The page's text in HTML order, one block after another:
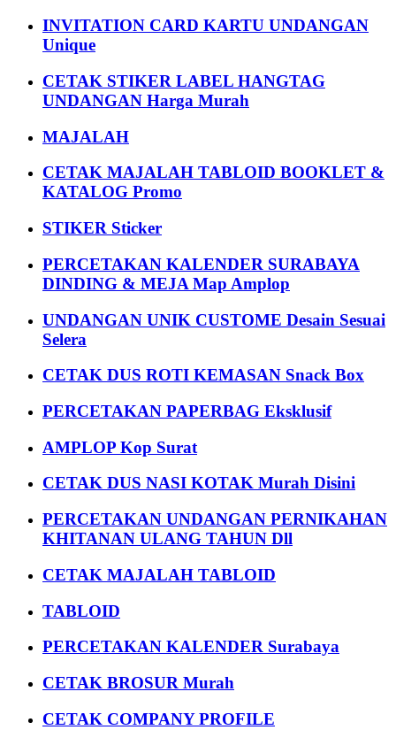
INVITATION CARD KARTU UNDANGAN
Unique
CETAK STIKER LABEL HANGTAG
UNDANGAN Harga Murah
MAJALAH
CETAK MAJALAH TABLOID BOOKLET &
KATALOG Promo
STIKER Sticker
PERCETAKAN KALENDER SURABAYA
DINDING & MEJA Map Amplop
UNDANGAN UNIK CUSTOME Desain Sesuai
Selera
CETAK DUS ROTI KEMASAN Snack Box
PERCETAKAN PAPERBAG Eksklusif
AMPLOP Kop Surat
CETAK DUS NASI KOTAK Murah Disini
PERCETAKAN UNDANGAN PERNIKAHAN
KHITANAN ULANG TAHUN Dll
CETAK MAJALAH TABLOID
TABLOID
PERCETAKAN KALENDER Surabaya
CETAK BROSUR Murah
CETAK COMPANY PROFILE